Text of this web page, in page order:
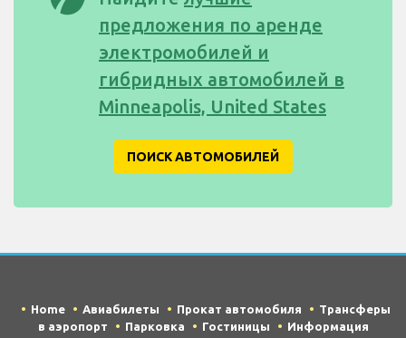
предложения по аренде
электромобилей и
гибридных автомобилей в
Minneapolis, United States
ПОИСК АВТОМОБИЛЕЙ
Home Авиабилеты Прокат автомобиля
Трансферы
в аэропорт
Парковка Гостиницы
Информация